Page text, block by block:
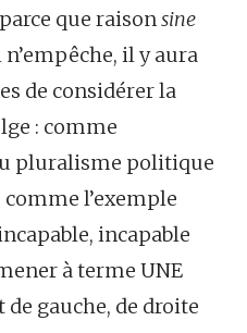
que raisonsine
n’empêche, il y aura
de considérer la
: comme
pluralisme politique
l’exemple
incapable
à terme UNE
gauche, de droite